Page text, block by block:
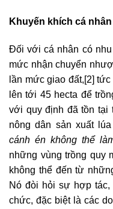
Khuyến khích cá
Đối với cá nhân có
mức nhận chuyển
lần mức giao đất,[2] tức
lên tới 45 hecta để
với quy định đã tồn tại
nông dân sản xuất
cánh én không thể
những vùng trồng quy
không thể đến từ
Nó đòi hỏi sự hợp
chức, đặc biệt là các